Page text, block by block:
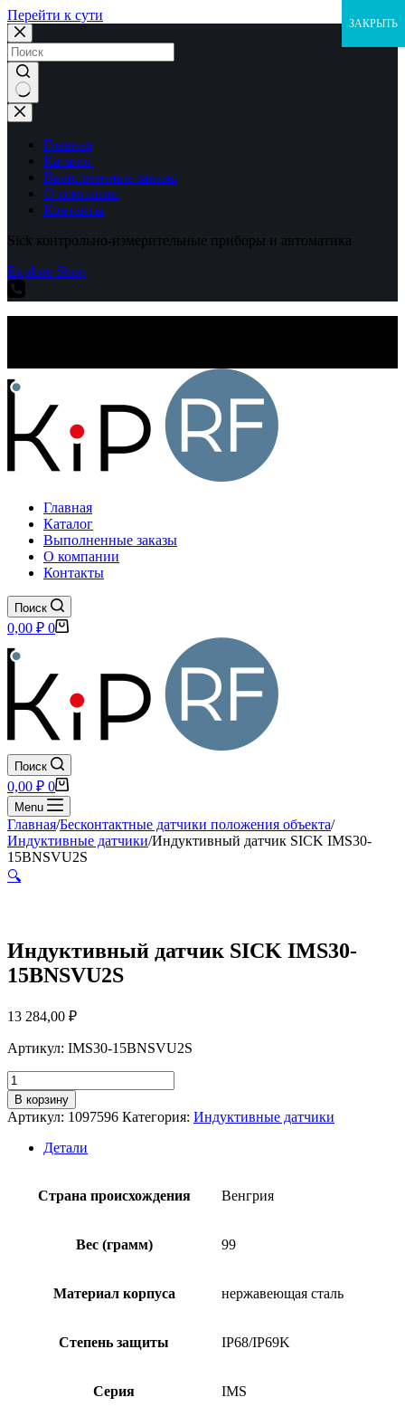
Перейти к сути
Ничего
не
найденоГлавная
Каталог
Выполненные заказы
О компании
Контакты
Sick контрольно-измерительные приборы и автоматика
Explore Shop
Главная
Каталог
Выполненные заказы
О компании
Контакты
Поиск
Корзина
0,00 ₽ 0
Поиск
Корзина
0,00 ₽ 0
Menu
Главная/Бесконтактные датчики положения объекта/
Индуктивные датчики/Индуктивный датчик SICK IMS30-
15BNSVU2S
🔍
Индуктивный датчик SICK IMS30-
15BNSVU2S
13 284,00 ₽
Артикул: IMS30-15BNSVU2S
Количество
товара
Индуктивный
датчик
SICK
IMS30-
В корзину
Артикул: 1097596 Категория: Индуктивные датчики
Детали
Страна происхождения Венгрия
Вес (грамм) 99
Материал корпуса нержавеющая сталь
Степень защиты IP68/IP69K
Серия IMS
ЗАКРЫТЬ